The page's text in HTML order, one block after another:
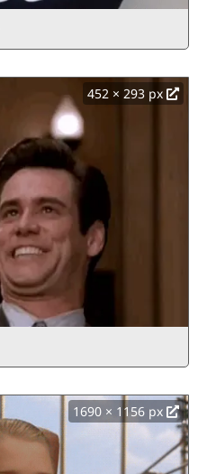
452 × 293 px
1690 × 1156 px